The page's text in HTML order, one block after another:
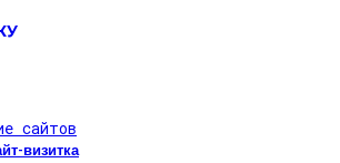
сайтов
визитка